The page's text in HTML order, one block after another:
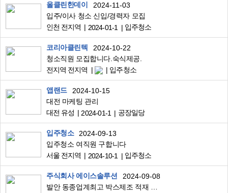
올클린한데이
2024-11-03
입주/이사 청소 신입/경력자 모집
인천 전지역
2024-01-1 입주청소
코리아클린텍
2024-10-22
청소직원 모집합니다.숙식제공.
전지역 전지역
입주청소
앱랜드
2024-10-15
대전 마케팅 관리
대전 유성
2024-01-1 공장일당
입주청소
2024-09-13
입주청소 여직원 구합니다
서울 전지역
2024-10-1 입주청소
주식회사 에이스솔루션
2024-09-08